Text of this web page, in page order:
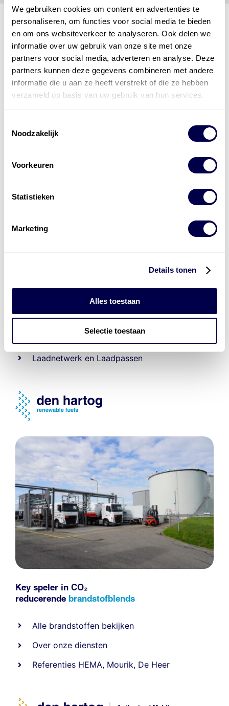
We gebruiken cookies om content en advertenties te
personaliseren, om functies voor social media te bieden
en om ons websiteverkeer te analyseren. Ook delen we
informatie over uw gebruik van onze site met onze
partners voor social media, adverteren en analyse. Deze
partners kunnen deze gegevens combineren met andere
informatie die u aan ze heeft verstrekt of die ze hebben
verzameld op basis van uw gebruik van hun services.
Noodzakelijk
Voorkeuren
Statistieken
Marketing
Details tonen
Alles toestaan
Selectie toestaan
Den Hartog Energies
bestaat uitvier divisies
Installatie van laadinfra en accu’s
Laadnetwerk en Laadpassen
Key speler in CO₂
reducerende brandstofblends
Alle brandstoffen bekijken
Over onze diensten
Referenties HEMA, Mourik, De Heer